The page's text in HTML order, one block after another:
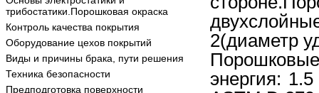
трибостатики.Порошковая окраска
Контроль качества покрытия
Оборудование цехов покрытий
Виды и причины брака, пути решения
Техника безопасности
Предподготовка поверхности
2(диаметр
энергия: